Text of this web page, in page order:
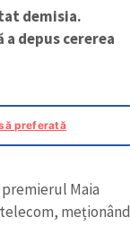
demisia.
depus cererea
preferată
Maia
meționând